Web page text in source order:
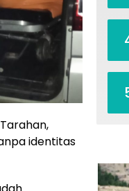
identitas